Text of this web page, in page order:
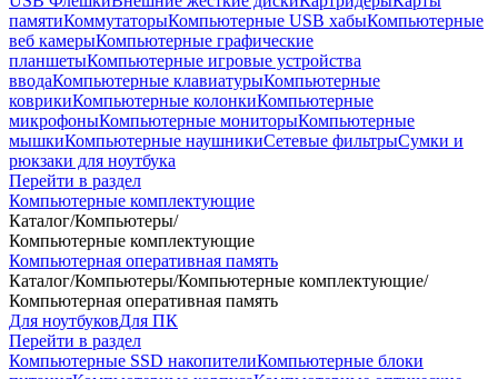
памятиКоммутаторыКомпьютерные USB хабыКомпьютерные
веб камерыКомпьютерные графические
планшетыКомпьютерные игровые устройства
вводаКомпьютерные клавиатурыКомпьютерные
коврикиКомпьютерные колонкиКомпьютерные
микрофоныКомпьютерные мониторыКомпьютерные
мышкиКомпьютерные наушникиСетевые фильтрыСумки и
рюкзаки для ноутбука
Перейти в раздел
Компьютерные комплектующие
Каталог/Компьютеры/
Компьютерные комплектующие
Компьютерная оперативная память
Каталог/Компьютеры/Компьютерные комплектующие/
Компьютерная оперативная память
Для ноутбуковДля ПК
Перейти в раздел
Компьютерные SSD накопителиКомпьютерные блоки